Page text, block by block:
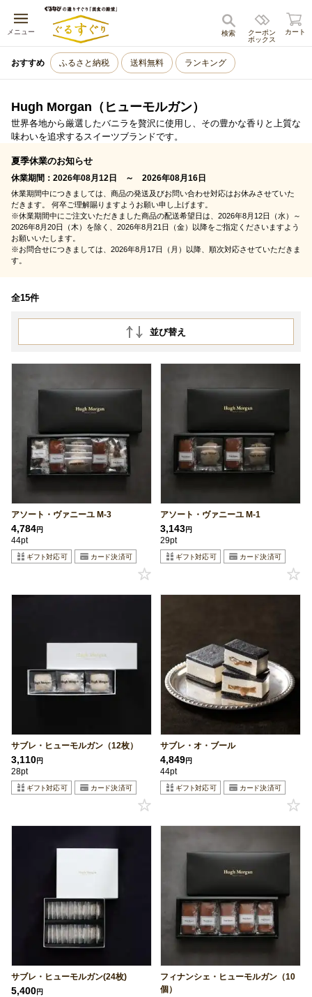
メニュー
キャンセル
クーポン
ボックス
検索 カート
おすすめ ふるさと納税 送料無料 ランキング
Hugh Morgan（ヒューモルガン）
世界各地から厳選したバニラを贅沢に使用し、その豊かな香りと上質な
味わいを追求するスイーツブランドです。
夏季休業のお知らせ
休業期間：2026年08月12日 ～ 2026年08月16日
休業期間中につきましては、商品の発送及びお問い合わせ対応はお休みさせていた
だきます。 何卒ご理解賜りますようお願い申し上げます。
※休業期間中にご注文いただきました商品の配送希望日は、2026年8月12日（水）～
2026年8月20日（木）を除く、2026年8月21日（金）以降をご指定くださいますよう
お願いいたします。
※お問合せにつきましては、2026年8月17日（月）以降、順次対応させていただきま
す。
全15件
並び替え
アソート・ヴァニーユ M-3
4,784円
44pt
アソート・ヴァニーユ M-1
3,143円
29pt
サブレ・ヒューモルガン（12枚）
3,110円
28pt
サブレ・オ・ブール
4,849円
44pt
サブレ・ヒューモルガン(24枚)
5,400円
フィナンシェ・ヒューモルガン（10
個）